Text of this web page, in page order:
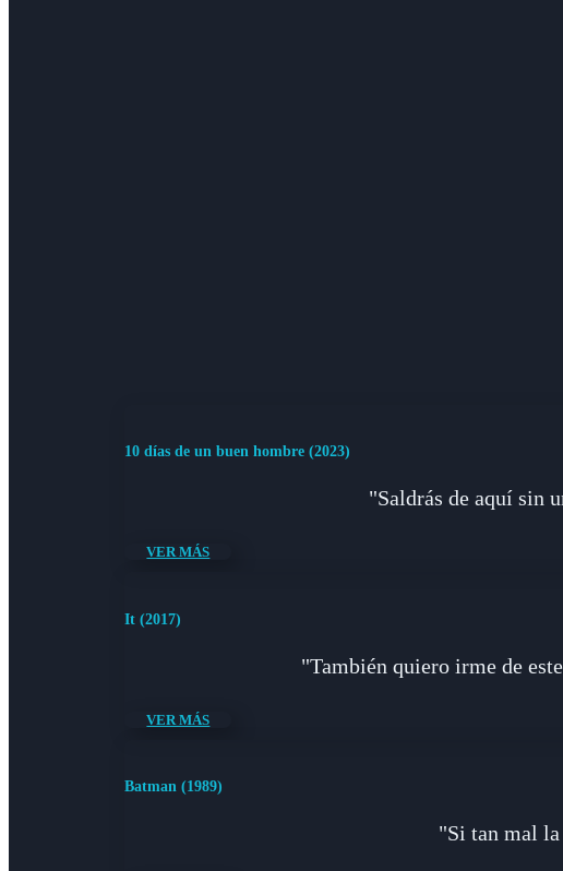
10 días de un buen hombre (2023)
"Saldrás de aquí sin
VER MÁS
It (2017)
"También quiero irme de
VER MÁS
Batman (1989)
"Si tan mal la